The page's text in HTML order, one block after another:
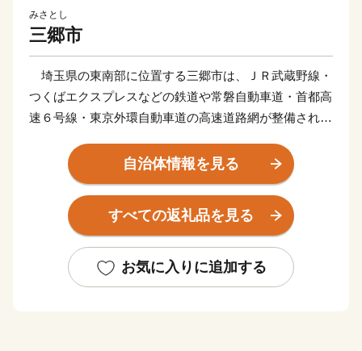
みさとし
三郷市
埼玉県の東南部に位置する三郷市は、ＪＲ武蔵野線・
つくばエクスプレスなどの鉄道や常磐自動車道・首都高
速６号線・東京外環自動車道の高速道路網が整備されて
郷インターチェンジ周辺の土地区画整理などにより、人
口増加と企業進出が進む一方で、豊かな自然に恵まれ、
四季折々の景色を楽しむことができる魅力あふれるまち
として、にぎわいを見せています。
建設中の三郷流山橋が令和５年度に開通予定であるとと
もに、常磐自動車道三郷料金所スマートインターチェン
自治体情報を見る
すべての返礼品を見る
お気に入りに追加する